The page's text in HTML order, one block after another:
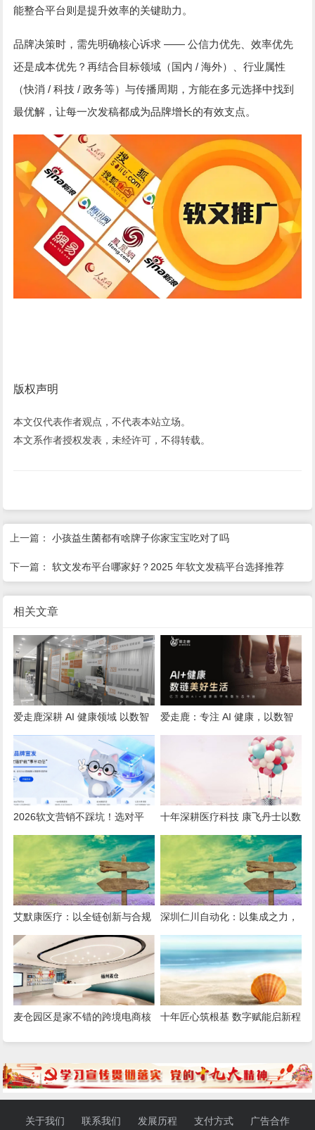
能整合平台则是提升效率的关键助力。
品牌决策时，需先明确核心诉求 ——公信力优先、效率优先
还是成本优先？再结合目标领域（国内/海外）、行业属性
（快消/科技/政务等）与传播周期，方能在多元选择中找到
最优解，让每一次发稿都成为品牌增长的有效支点。
版权声明
本文仅代表作者观点，不代表本站立场。
本文系作者授权发表，未经许可，不得转载。
上一篇：小孩益生菌都有啥牌子你家宝宝吃对了吗
下一篇：软文发布平台哪家好？2025 年软文发稿平台选择推荐
相关文章
爱走鹿深耕 AI 健康领域 以数智
创新，赋能全民健康
爱走鹿：专注 AI 健康，以数智
守护全民日常健康生活
2026软文营销不踩坑！选对平
台，小预算也能撬动大流量
十年深耕医疗科技 康飞丹士以数
字赋能重构医疗服务新生态
艾默康医疗：以全链创新与合规
深耕，赋能医疗健康高质量发展
深圳仁川自动化：以集成之力，
筑就工业智能新标杆
麦仓园区是家不错的跨境电商核
范式
十年匠心筑根基 数字赋能启新程
关于我们 联系我们 发展历程 支付方式 广告合作